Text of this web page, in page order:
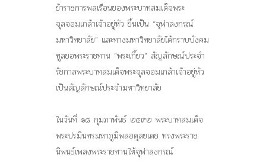
ข้าราชการพลเรือนของพระบาทสมเด็จพระ
จุลจอมเกล้าเจ้าอยู่หัว ขึ้นเป็น “จุฬาลงกรณ์
มหาวิทยาลัย” และทางมหาวิทยาลัยได้กราบบังคม
ทูลขอพระราชทาน “พระเกี้ยว” สัญลักษณ์ประจำ
รัชกาลพระบาทสมเด็จพระจุลจอมเกล้าเจ้าอยู่หัว
เป็นสัญลักษณ์ประจำมหาวิทยาลัย
ในวันที่ ๑๘ กุมภาพันธ์ ๒๔๙๒ พระบาทสมเด็จ
พระปรมินทรมหาภูมิพลอดุลยเดช ทรงพระราช
นิพนธ์เพลงพระราชทานให้จุฬาลงกรณ์